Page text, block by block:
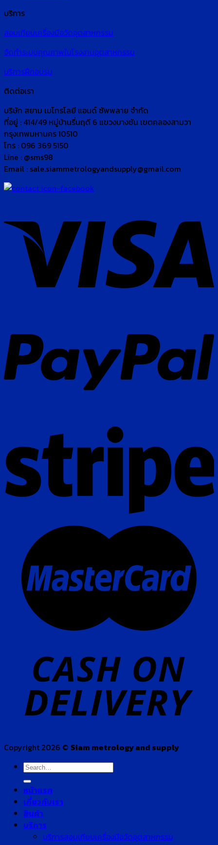
บริการ
สอบเทียบเครื่องมือวัดอุตสาหกรรม
จัดทำระบบคุณภาพในโรงงานอุตสาหกรรม
บริการฝึกอบรม
ติดต่อเรา
บริษัท สยาม เมโทรโลยี แอนด์ ซัพพลาย จำกัด
ที่อยู่ : 414/49 หมู่บ้านรื่นฤดี 6 แขวงบางชัน เขตคลองสามวา
กรุงเทพมหานคร 10510
โทร : 096 369 5150
Line : @sms98
Email : sale.siammetrologyandsupply@gmail.com
Copyright 2026 © Siam metrology and supply
Search
for:
หน้าแรก
เกี่ยวกับเรา
สินค้า
บริการ
บริการสอบเทียบเครื่องมือวัดอุตสาหกรรม